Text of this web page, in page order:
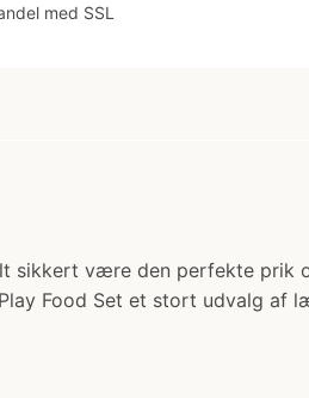
med SSL
sikkert være den perfekte prik
Food Set et stort udvalg af